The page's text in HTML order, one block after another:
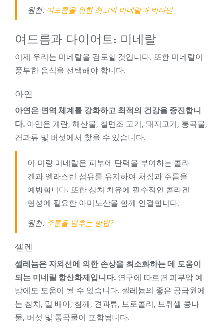
원천: 여드름을 위한 최고의 미네랄과 비타민
여드름과 다이어트: 미네랄
이제 우리는 미네랄을 검토할 것입니다. 또한 미네랄이
풍부한 음식을 선택해야 합니다.
아연
아연은 면역 체계를 강화하고 최적의 건강을 증진합니
다. 아연은 계란, 해산물, 칠면조 고기, 돼지고기, 통곡물,
견과류 및 버섯에서 찾을 수 있습니다.
이 미량 미네랄은 피부에 탄력을 부여하는 콜라
겐과 엘라스틴 섬유를 유지하여 처짐과 주름을
예방합니다. 또한 상처 치유에 필수적인 콜라겐
형성에 필요한 아미노산을 함께 연결합니다.
원천: 주름을 멈추는 방법?
셀렌
셀레늄은 자외선에 의한 손상을 최소화하는 데 도움이
되는 미네랄 항산화제입니다. 연구에 따르면 피부암 예
방에도 도움이 될 수 있습니다. 셀레늄의 좋은 공급원에
는 참치, 밀 배아, 참깨, 견과류, 브로콜리, 브뤼셀 콩나
물, 버섯 및 통곡물이 포함됩니다.